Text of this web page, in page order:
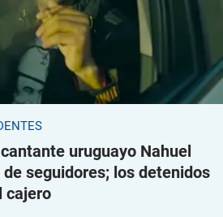
uruguayo Nahuel
seguidores; los detenidos
cajero